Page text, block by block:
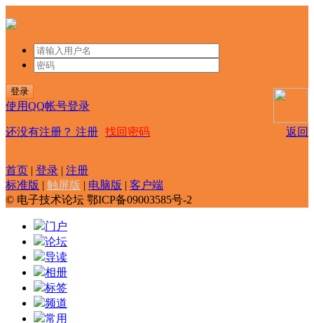
登录
使用QQ帐号登录
还没有注册？ 注册 找回密码 返回
首页 | 登录 | 注册
标准版 | 触屏版 | 电脑版 | 客户端
© 电子技术论坛 鄂ICP备09003585号-2
门户
论坛
导读
相册
标签
频道
常用